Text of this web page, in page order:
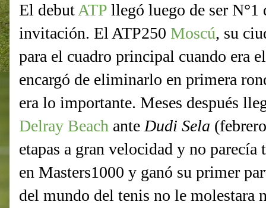
El debut ATP llegó luego de ser
invitación. El ATP250 Moscú, su
para el cuadro principal cuando era
encargó de eliminarlo en primera
era lo importante. Meses después
Delray Beach ante Dudi Sela
etapas a gran velocidad y no
en Masters1000 y ganó su primer
del mundo del tenis no le molestara